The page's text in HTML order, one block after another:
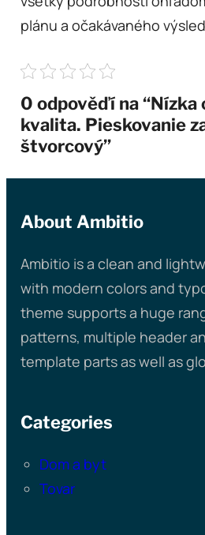
plánu a očakávaného
0 odpověďí na “Nízka
kvalita. Pieskovanie
štvorcový”
About Ambitio
Ambitio is a clean and
with modern colors and
theme supports a huge
patterns, multiple header
template parts as well as
Categories
Dom a byt
Tovar